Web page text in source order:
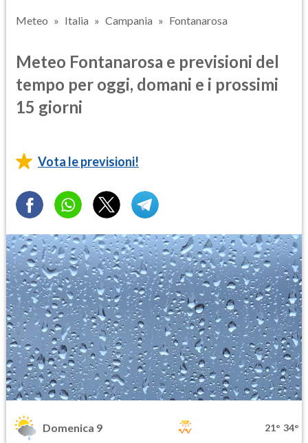
Meteo Italia Campania Fontanarosa
Meteo Fontanarosa e previsioni del
tempo per oggi, domani e i prossimi
15 giorni
Vota le previsioni!
Domenica 9 21° 34°